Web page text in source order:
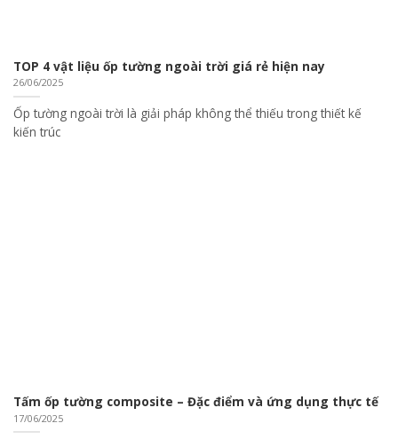
TOP 4 vật liệu ốp tường ngoài trời giá rẻ hiện nay
26/06/2025
Ốp tường ngoài trời là giải pháp không thể thiếu trong thiết kế
kiến trúc
Tấm ốp tường composite – Đặc điểm và ứng dụng thực tế
17/06/2025